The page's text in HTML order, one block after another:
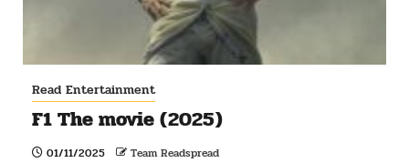
Read Entertainment
F1 The movie (2025)
01/11/2025 Team Readspread